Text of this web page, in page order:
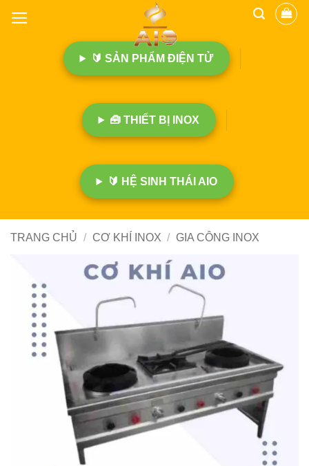
🔰 SẢN PHẨM ĐIỆN TỬ
🧰 THIẾT BỊ INOX
🔰 HỆ SINH THÁI AIO
TRANG CHỦ / CƠ KHÍ INOX / GIA CÔNG INOX